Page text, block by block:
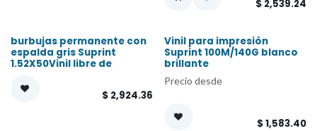
$ 2,539.24
burbujas permanente con
espalda gris Suprint
1.52X50Vinil libre de
$ 2,924.36
Vinil para impresión
Suprint 100M/140G blanco
brillante
Precio desde
$1,583.40